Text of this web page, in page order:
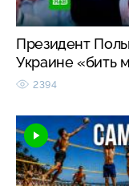
Президент
Украине «бить
2394